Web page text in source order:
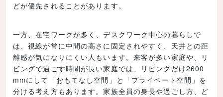
どが優先されることがあります。
一方、在宅ワークが多く、デスクワーク中心の暮らしで
は、視線が常に中間の高さに固定されやすく、天井との距
離感が気になりにくい人もいます。来客が多い家庭や、リ
ビングで過ごす時間が長い家庭では、リビングだけ2600
mmにして「おもてなし空間」と「プライベート空間」を
分ける考え方もあります。家族全員の身長や過ごし方、ど